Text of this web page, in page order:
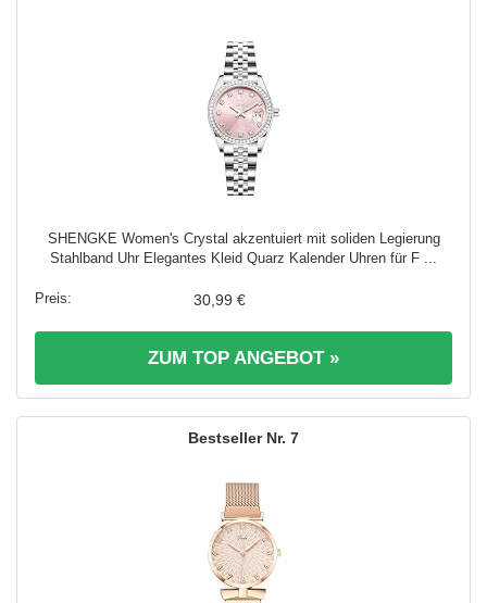
SHENGKE Women's Crystal akzentuiert mit soliden Legierung
Stahlband Uhr Elegantes Kleid Quarz Kalender Uhren für F ...
30,99 €
ZUM TOP ANGEBOT »
7